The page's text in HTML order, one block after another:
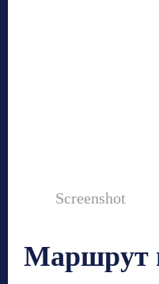
Screenshot
Маршрут